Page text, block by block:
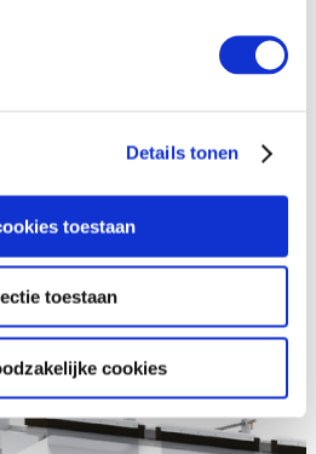
Details tonen
toestaan
toestaan
cookies